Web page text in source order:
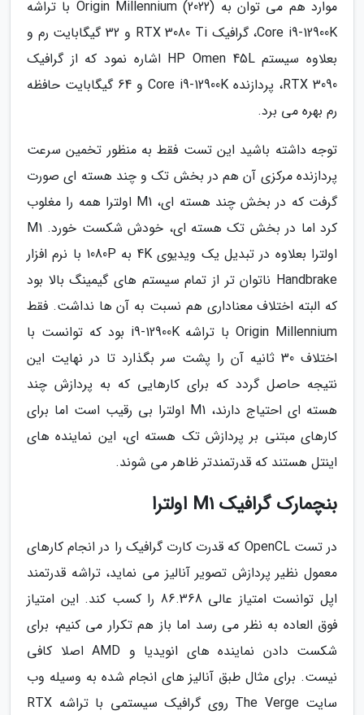
موارد هم می توان به Origin Millennium (2022) با تراشه
Core i9-12900K، گرافیک RTX 3080 Ti و 32 گیگابایت رم و
بعلاوه سیستم HP Omen 45L اشاره نمود که از گرافیک
RTX 3090، پردازنده Core i9-12900K و 64 گیگابایت حافظه
رم بهره می برد.
توجه داشته باشید این تست فقط به منظور تخمین سرعت
پردازنده مرکزی آن هم در بخش تک و چند هسته ای صورت
گرفت که در بخش چند هسته ای، M1 اولترا همه را مغلوب
کرد اما در بخش تک هسته ای، خودش شکست خورد. M1
اولترا بعلاوه در تبدیل یک ویدیوی 4K به 1080P با نرم افزار
Handbrake ناتوان تر از تمام سیستم های گیمینگ بالا بود
که البته اختلاف معناداری هم نسبت به آن ها نداشت. فقط
Origin Millennium با تراشه i9-12900K بود که توانست با
اختلاف 30 ثانیه آن را پشت سر بگذارد تا در نهایت این
نتیجه حاصل گردد که برای کارهایی که به پردازش چند
هسته ای احتیاج دارند، M1 اولترا بی رقیب است اما برای
کارهای مبتنی بر پردازش تک هسته ای، این نماینده های
اینتل هستند که قدرتمندتر ظاهر می شوند.
بنچمارک گرافیک M1 اولترا
در تست OpenCL که قدرت کارت گرافیک را در انجام کارهای
معمول نظیر پردازش تصویر آنالیز می نماید، تراشه قدرتمند
اپل توانست امتیاز عالی 86.368 را کسب کند. این امتیاز
فوق العاده به نظر می رسد اما باز هم تکرار می کنیم، برای
شکست دادن نماینده های انویدیا و AMD اصلا کافی
نیست. برای مثال طبق آنالیز های انجام شده به وسیله وب
سایت The Verge روی گرافیک سیستمی با تراشه RTX